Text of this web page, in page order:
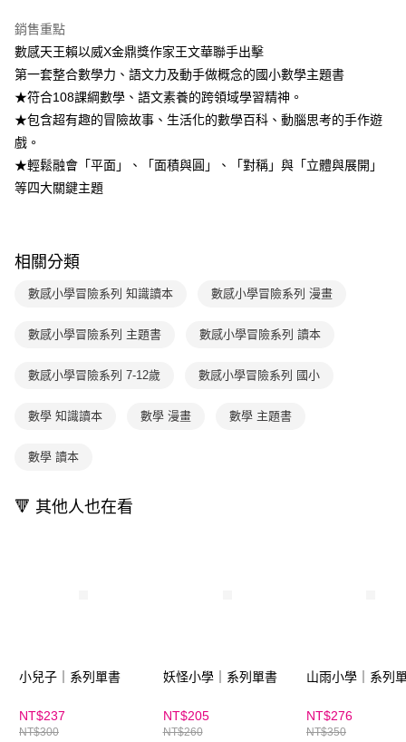
１．透過由恩沛科技股份有限公司提供之「AFTEE先享後付」服務完成之交
易，需依本服務之必要範圍內提供個人資料，並將交易相關給付款項請求債
２．關於個人資料處理事宜，請瀏覽以下網址：
https://aftee.tw/terms/#terms3
３．未成年的使用者請事先徵得法定代理人或監護人之同意方可使用
「AFTEE先享後付」，若未經同意申辦者引起之損失，本公司不負相關責
任。
４．使用「AFTEE先享後付」時，將依據個別帳號之用戶狀況，依本公司即
請求用戶進行身份認證。
銷售重點
數感天王賴以威X金鼎獎作家王文華聯手出擊
第一套整合數學力、語文力及動手做概念的國小數學主題書
★符合108課綱數學、語文素養的跨領域學習精神。
★包含超有趣的冒險故事、生活化的數學百科、動腦思考的手作遊
戲。
★輕鬆融會「平面」、「面積與圓」、「對稱」與「立體與展開」
等四大關鍵主題
相關分類
數感小學冒險系列 知識讀本 數感小學冒險系列 漫畫
數感小學冒險系列 主題書 數感小學冒險系列 讀本
數感小學冒險系列 7-12歲 數感小學冒險系列 國小
數學 知識讀本 數學 漫畫 數學 主題書
數學 讀本
🔻 其他人也在看
小兒子｜系列單書
NT$237
NT$300
妖怪小學｜系列單書
NT$205
NT$260
山雨小學｜系列
NT$276
NT$350